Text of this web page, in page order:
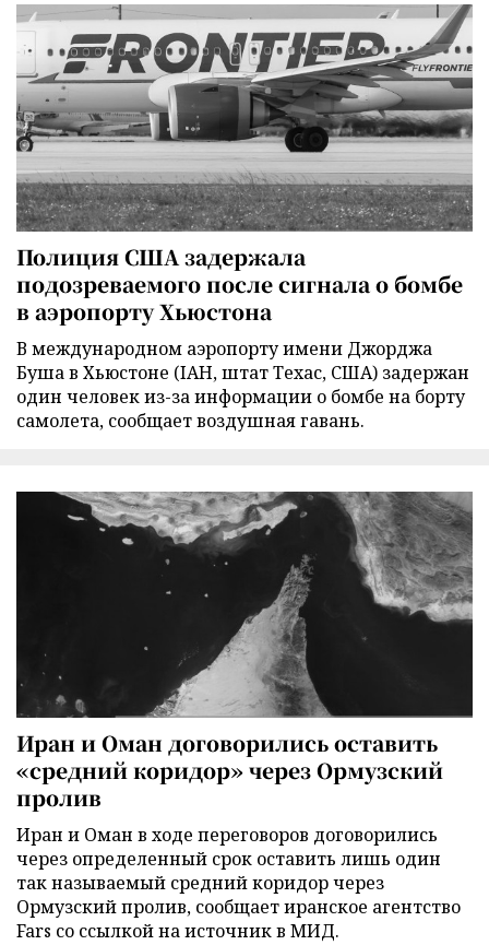
Полиция США задержала
подозреваемого после сигнала о бомбе
в аэропорту Хьюстона
В международном аэропорту имени Джорджа
Буша в Хьюстоне (IAH, штат Техас, США) задержан
один человек из-за информации о бомбе на борту
самолета, сообщает воздушная гавань.
Иран и Оман договорились оставить
«средний коридор» через Ормузский
пролив
Иран и Оман в ходе переговоров договорились
через определенный срок оставить лишь один
так называемый средний коридор через
Ормузский пролив, сообщает иранское агентство
Fars со ссылкой на источник в МИД.